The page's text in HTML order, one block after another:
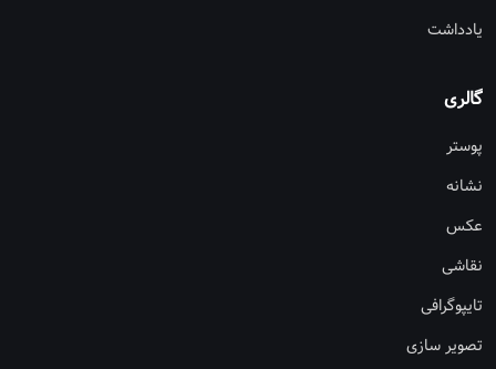
یادداشت
گالری
پوستر
نشانه
عکس
نقاشی
تایپوگرافی
تصویر سازی